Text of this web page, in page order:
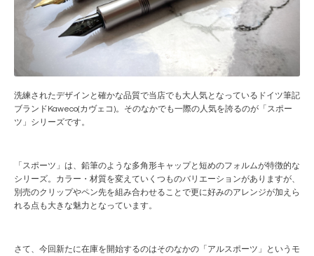
洗練されたデザインと確かな品質で当店でも大人気となっているドイツ筆記
ブランドKaweco(カヴェコ)。そのなかでも一際の人気を誇るのが「スポー
ツ」シリーズです。
「スポーツ」は、鉛筆のような多角形キャップと短めのフォルムが特徴的な
シリーズ。カラー・材質を変えていくつものバリエーションがありますが、
別売のクリップやペン先を組み合わせることで更に好みのアレンジが加えら
れる点も大きな魅力となっています。
さて、今回新たに在庫を開始するのはそのなかの「アルスポーツ」というモ